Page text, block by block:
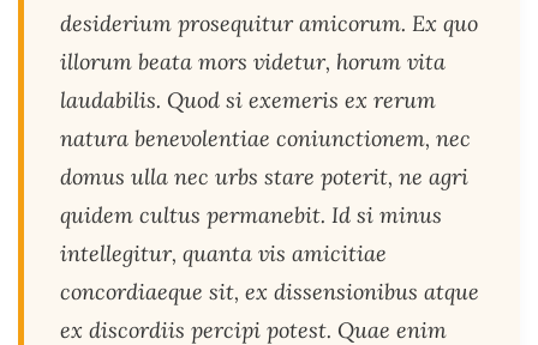
desiderium prosequitur amicorum. Ex quo
illorum beata mors videtur, horum vita
laudabilis. Quod si exemeris ex rerum
natura benevolentiae coniunctionem, nec
domus ulla nec urbs stare poterit, ne agri
quidem cultus permanebit. Id si minus
intellegitur, quanta vis amicitiae
concordiaeque sit, ex dissensionibus atque
ex discordiis percipi potest. Quae enim